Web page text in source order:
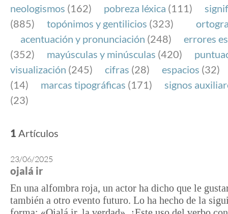
neologismos (162) pobreza léxica (111)
(885)
topónimos y gentilicios (323)
acentuación y pronunciación (248)
errores
(352)
mayúsculas y minúsculas (420)
visualización (245) cifras (28) espacios (32)
(14)
marcas tipográficas (171)
signos
(23)
1 Artículos
23/06/2025
ojalá ir
En una alfombra roja, un actor ha dicho que le
también a otro evento futuro. Lo ha hecho de la